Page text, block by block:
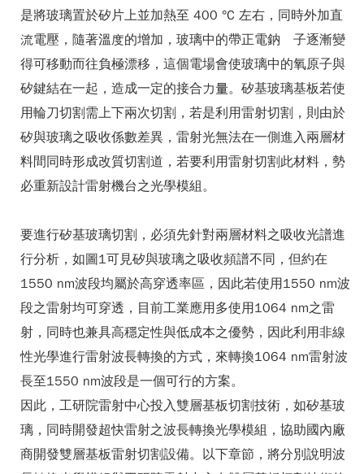
是將玻璃置於矽片上並加熱至 400 °C 左右，同時外加直
流電壓，隨著溫度的增加，玻璃中的帶正電鈉離子逐漸變
得可移動而往負極漂移，這個電場會使玻璃中的氧原子與
矽鍵結在一起，造成一定的接合力量。矽基玻璃基板若使
用輪刀切割需上下兩次切割，若是利用雷射切割，則由於
矽與玻璃之吸收係數差異，雷射光無法在一側進入兩層材
料間同時形成改質切割道，若要利用雷射切割此材料，勢
必重新設計雷射機台之光學模組。
要進行矽基玻璃切割，必須先針對兩層材料之吸收光譜進
行分析，如圖1可見矽與玻璃之吸收頻譜不同，但約在
1550 nm波段均屬於高穿透率區，因此若使用1550 nm波
段之雷射均可穿透，目前工業應用多使用1064 nm之雷
射，同時也兼具高穩定性與低成本之優勢，因此利用非線
性光學進行雷射波長轉換的方式，來轉換1064 nm雷射波
長至1550 nm波段是一個可行的方案。
因此，工研院雷射中心投入雙層基板切割技術，如矽基玻
璃，同時開發超快雷射之波長轉換光學模組，協助國內廠
商開發雙層基板雷射切割設備。以下章節，將分別說明波